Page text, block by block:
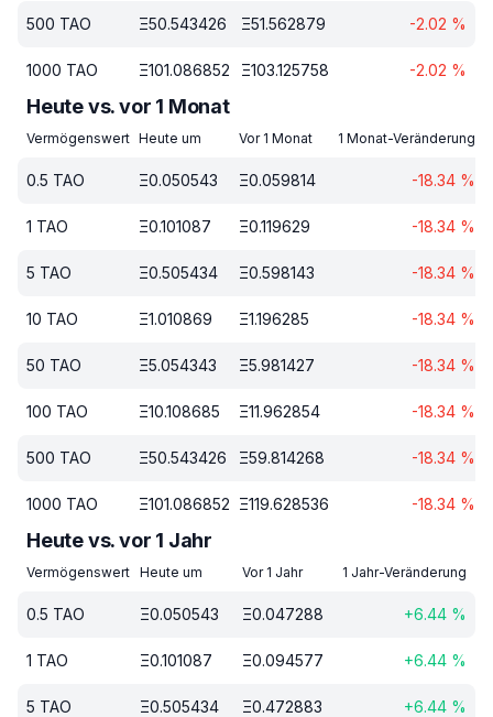
500 TAO Ξ50.543426 Ξ51.562879 -2.02 %
1000 TAO Ξ101.086852 Ξ103.125758 -2.02 %
Heute vs. vor 1 Monat
Vermögenswert Heute um Vor 1 Monat 1 Monat-Veränderung
0.5 TAO Ξ0.050543 Ξ0.059814 -18.34 %
1 TAO Ξ0.101087 Ξ0.119629 -18.34 %
5 TAO Ξ0.505434 Ξ0.598143 -18.34 %
10 TAO Ξ1.010869 Ξ1.196285 -18.34 %
50 TAO Ξ5.054343 Ξ5.981427 -18.34 %
100 TAO Ξ10.108685 Ξ11.962854 -18.34 %
500 TAO Ξ50.543426 Ξ59.814268 -18.34 %
1000 TAO Ξ101.086852 Ξ119.628536 -18.34 %
Heute vs. vor 1 Jahr
Vermögenswert Heute um Vor 1 Jahr 1 Jahr-Veränderung
0.5 TAO Ξ0.050543 Ξ0.047288 +6.44 %
1 TAO Ξ0.101087 Ξ0.094577 +6.44 %
5 TAO Ξ0.505434 Ξ0.472883 +6.44 %